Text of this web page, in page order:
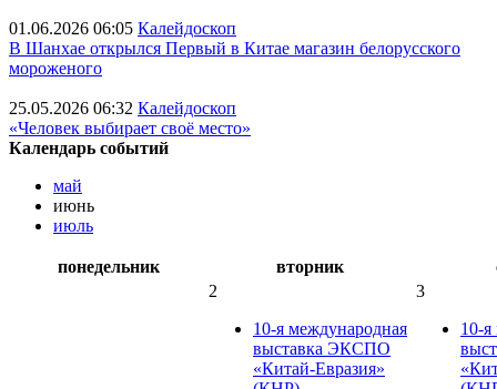
01.06.2026 06:05 Калейдоскоп
В Шанхае открылся Первый в Китае магазин белорусского
мороженого
25.05.2026 06:32 Калейдоскоп
«Человек выбирает своё место»
Календарь событий
май
июнь
июль
понедельник вторник
2
10-я международная
выставка ЭКСПО
«Китай-Евразия»
3
10-